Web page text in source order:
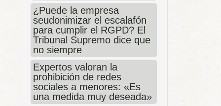
¿Puede la empresa
seudonimizar el escalafón
para cumplir el RGPD? El
Tribunal Supremo dice que
no siempre
Expertos valoran la
prohibición de redes
sociales a menores: «Es
una medida muy deseada»